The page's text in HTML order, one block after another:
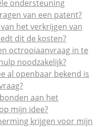
ondersteuning
van een patent?
het verkrijgen van
dit de kosten?
octrooiaanvraag in te
noodzakelijk?
al openbaar bekend is
aan het
mijn idee?
krijgen voor mijn